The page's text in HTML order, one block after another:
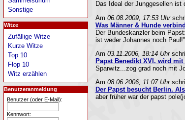
Das Ideal der Junggesellen
Am 06.08.2009, 17:53 Uhr
Was Männer & Hunde
Der Bundeskanzler beim
ist weder Johannes noch
Am 03.11.2006, 18:14 Uhr
Papst Benedikt XVI. wird
Sparwitz...zog grad noch mit
Am 08.06.2006, 11:07 Uhr
Der Papst besucht Berlin.
aber früher war der papst
Sonstige
Witze
Zufällige Witze
Kurze Witze
Top 10
Flop 10
Witz erzählen
Benutzeranmeldung
Benutzer (oder E-Mail):
Kennwort: